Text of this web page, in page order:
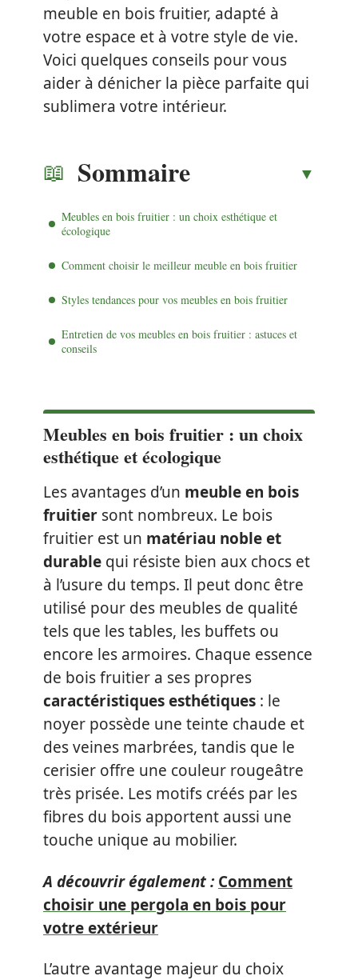
meuble en bois fruitier, adapté à
votre espace et à votre style de vie.
Voici quelques conseils pour vous
aider à dénicher la pièce parfaite qui
sublimera votre intérieur.
Sommaire
Meubles en bois fruitier : un choix esthétique et
écologique
Comment choisir le meilleur meuble en bois fruitier
Styles tendances pour vos meubles en bois fruitier
Entretien de vos meubles en bois fruitier : astuces et
conseils
Meubles en bois fruitier : un choix
esthétique et écologique
Les avantages d’un meuble en bois
fruitier sont nombreux. Le bois
fruitier est un matériau noble et
durable qui résiste bien aux chocs et
à l’usure du temps. Il peut donc être
utilisé pour des meubles de qualité
tels que les tables, les buffets ou
encore les armoires. Chaque essence
de bois fruitier a ses propres
caractéristiques esthétiques : le
noyer possède une teinte chaude et
des veines marbrées, tandis que le
cerisier offre une couleur rougeâtre
très prisée. Les motifs créés par les
fibres du bois apportent aussi une
touche unique au mobilier.
A découvrir également : Comment
choisir une pergola en bois pour
votre extérieur
L’autre avantage majeur du choix